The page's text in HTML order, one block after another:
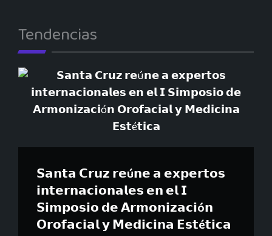
Tendencias
𝗦𝗮𝗻𝘁𝗮 𝗖𝗿𝘂𝘇 𝗿𝗲ú𝗻𝗲 𝗮 𝗲𝘅𝗽𝗲𝗿𝘁𝗼𝘀
𝗶𝗻𝘁𝗲𝗿𝗻𝗮𝗰𝗶𝗼𝗻𝗮𝗹𝗲𝘀 𝗲𝗻 𝗲𝗹 𝗜
𝗦𝗶𝗺𝗽𝗼𝘀𝗶𝗼 𝗱𝗲 𝗔𝗿𝗺𝗼𝗻𝗶𝘇𝗮𝗰𝗶ó𝗻
𝗢𝗿𝗼𝗳𝗮𝗰𝗶𝗮𝗹 𝘆 𝗠𝗲𝗱𝗶𝗰𝗶𝗻𝗮 𝗘𝘀𝘁é𝘁𝗶𝗰𝗮